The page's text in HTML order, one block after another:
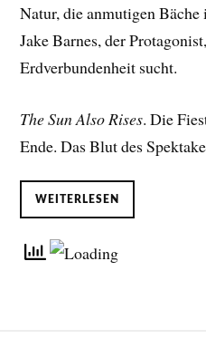
Natur, die anmutigen
Jake Barnes, der
Erdverbundenheit sucht.
The Sun Also Rises. Die
Ende. Das Blut des
WEITERLESEN